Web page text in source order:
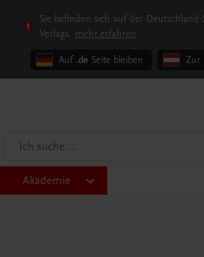
Sie befinden sich auf der Deutschland-
Verlags. mehr erfahren
Auf .de Seite bleiben Zur
Akademie